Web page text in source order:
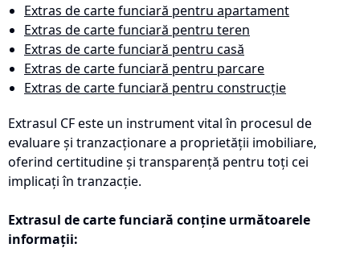
Extras de carte funciară pentru apartament
Extras de carte funciară pentru teren
Extras de carte funciară pentru casă
Extras de carte funciară pentru parcare
Extras de carte funciară pentru construcție
Extrasul CF este un instrument vital în procesul de
evaluare și tranzacționare a proprietății imobiliare,
oferind certitudine și transparență pentru toți cei
implicați în tranzacție.
Extrasul de carte funciară conține următoarele
informații: